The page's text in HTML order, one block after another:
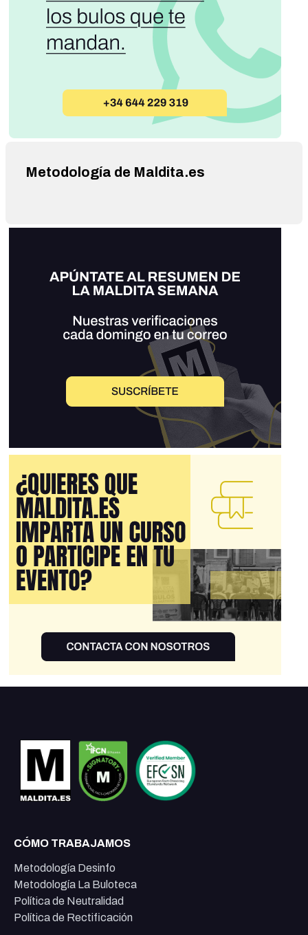
Metodología de Maldita.es
CÓMO TRABAJAMOS
Metodología Desinfo
Metodología La Buloteca
Política de Neutralidad
Política de Rectificación